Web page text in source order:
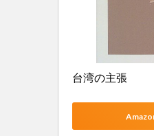
台湾の主張